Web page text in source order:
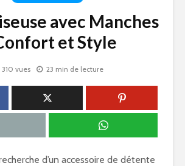
avec Manches
et Style
310 vues 23 min de lecture
d’un accessoire de détente